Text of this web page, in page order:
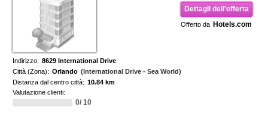
Dettagli dell'offerta
Offerto da Hotels.com
Indirizzo: 8629 International Drive
Città (Zona): Orlando (International Drive - Sea World)
Distanza dal centro città: 10.84 km
Valutazione clienti:
0/ 10